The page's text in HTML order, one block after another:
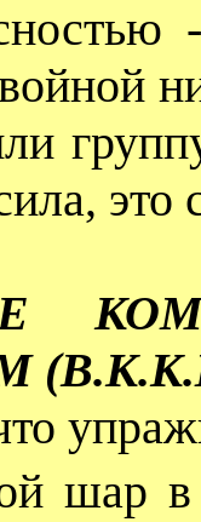
это
шар в